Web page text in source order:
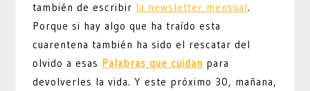
también de escribir la newsletter mensual.
Porque si hay algo que ha traído esta
cuarentena también ha sido el rescatar del
olvido a esas Palabras que cuidan para
devolverles la vida. Y este próximo 30, mañana,